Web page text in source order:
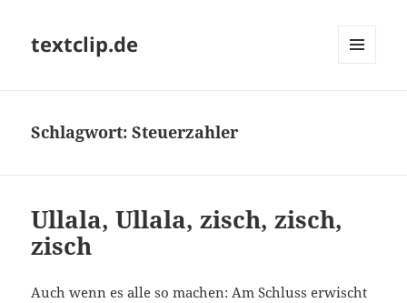
textclip.de
Schlagwort:Steuerzahler
Ullala, Ullala, zisch, zisch,
zisch
Auch wenn es alle so machen: Am Schluss erwischt